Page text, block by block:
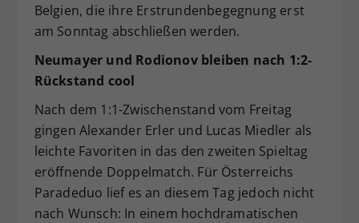
Belgien, die ihre Erstrundenbegegnung erst
am Sonntag abschließen werden.
Neumayer und Rodionov bleiben nach 1:2-
Rückstand cool
Nach dem 1:1-Zwischenstand vom Freitag
gingen Alexander Erler und Lucas Miedler als
leichte Favoriten in das den zweiten Spieltag
eröffnende Doppelmatch. Für Österreichs
Paradeduo lief es an diesem Tag jedoch nicht
nach Wunsch: In einem hochdramatischen